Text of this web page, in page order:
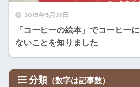
2015年3月22日
「コーヒーの絵本」でコーヒー
ないことを知りました
分類